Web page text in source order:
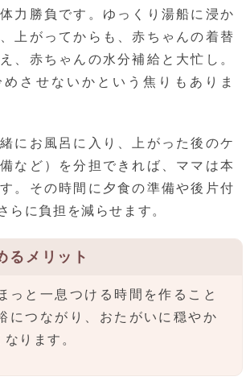
力勝負です。ゆっくり湯船に浸か
上がってからも、赤ちゃんの着替
、赤ちゃんの水分補給と大忙し。
させないかという焦りもありま
にお風呂に入り、上がった後のケ
など）を分担できれば、ママは本
。その時間に夕食の準備や後片付
らに負担を減らせます。
るメリット
っと一息つける時間を作ること
につながり、おたがいに穏やか
ります。